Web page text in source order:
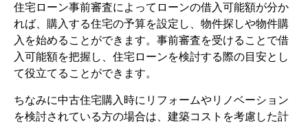
住宅ローン事前審査によってローンの借入可能額が分か
れば、購入する住宅の予算を設定し、物件探しや物件購
入を始めることができます。事前審査を受けることで借
入可能額を把握し、住宅ローンを検討する際の目安とし
て役立てることができます。
ちなみに中古住宅購入時にリフォームやリノベーション
を検討されている方の場合は、建築コストを考慮した計